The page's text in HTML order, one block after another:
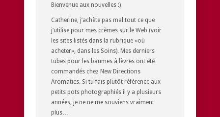
Bienvenue aux nouvelles :)
Catherine, j’achète pas mal tout ce que
j’utilise pour mes crèmes sur le Web (voir
les sites listés dans la rubrique «où
acheter», dans les Soins). Mes derniers
tubes pour les baumes à lèvres ont été
commandés chez New Directions
Aromatics. Si tu fais plutôt référence aux
petits pots photographiés il y a plusieurs
années, je ne ne me souviens vraiment
plus…